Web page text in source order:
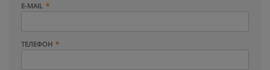
E-MAIL
ТЕЛЕФОН